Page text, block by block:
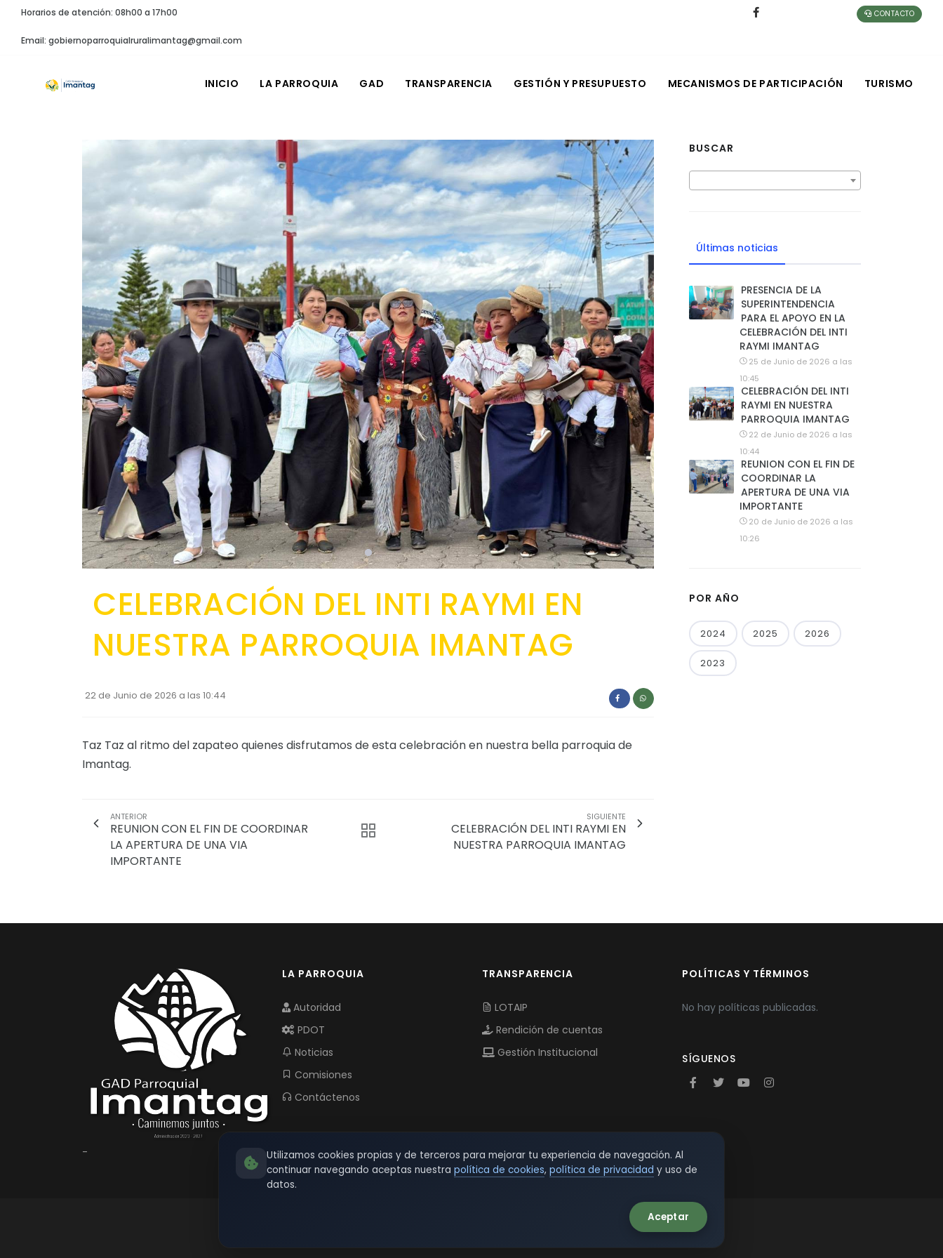
Horarios de atención: 08h00 a 17h00
Email: gobiernoparroquialruralimantag@gmail.com
CONTACTO
INICIO LA PARROQUIA GAD TRANSPARENCIA GESTIÓN Y PRESUPUESTO MECANISMOS DE PARTICIPACIÓN TURISMO
CELEBRACIÓN DEL INTI RAYMI EN
NUESTRA PARROQUIA IMANTAG
22 de Junio de 2026 a las 10:44
Taz Taz al ritmo del zapateo quienes disfrutamos de esta celebración en nuestra bella parroquia de
Imantag.
ANTERIOR
REUNION CON EL FIN DE COORDINAR
LA APERTURA DE UNA VIA
IMPORTANTE
SIGUIENTE
CELEBRACIÓN DEL INTI RAYMI EN
NUESTRA PARROQUIA IMANTAG
BUSCAR
Últimas noticias
PRESENCIA DE LA
SUPERINTENDENCIA
PARA EL APOYO EN LA
CELEBRACIÓN DEL INTI
RAYMI IMANTAG
25 de Junio de 2026 a las
10:45
CELEBRACIÓN DEL INTI
RAYMI EN NUESTRA
PARROQUIA IMANTAG
22 de Junio de 2026 a las
10:44
REUNION CON EL FIN DE
COORDINAR LA
APERTURA DE UNA VIA
IMPORTANTE
20 de Junio de 2026 a las
10:26
POR AÑO
2024 2025 2026
2023
-
LA PARROQUIA
Autoridad
PDOT
Noticias
Comisiones
Contáctenos
TRANSPARENCIA
LOTAIP
Rendición de cuentas
Gestión Institucional
POLÍTICAS Y TÉRMINOS
No hay políticas publicadas.
SÍGUENOS
Utilizamos cookies propias y de terceros para mejorar tu experiencia de navegación. Al
continuar navegando aceptas nuestra política de cookies, política de privacidad y uso de
datos.
Aceptar